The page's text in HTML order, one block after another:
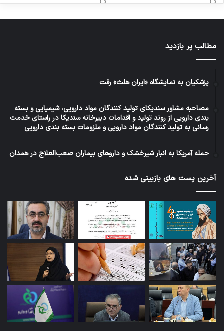
مطالب پر بازدید
پزشکیان به نمایشگاه «ایران هلث» رفت
مصاحبه مشاور سندیکای تولید کنندگان مواد دارویی، شیمیایی و بسته
بندی دارویی از روند تولید و اقدامات دبیرخانه سندیکا در راستای خدمت
رسانی به تولید کنندگان مواد دارویی و ملزومات بسته بندی دارویی
حمله آمریکا به انبار شیرخشک و داروهای بیماران صعب‌العلاج در همدان
آخرین پست های بازبینی شده